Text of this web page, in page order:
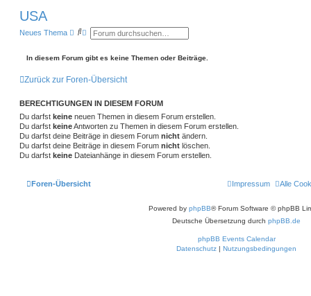
USA
Neues Thema
S
h
E
e
i
e
e
S
u
c
h
e
In diesem Forum gibt es keine Themen oder Beiträge.
Zurück zur Foren-Übersicht
BERECHTIGUNGEN IN DIESEM FORUM
Du darfst keine neuen Themen in diesem Forum erstellen.
Du darfst keineAntworten zu Themen in diesem Forum erstellen.
Du darfst deine Beiträge in diesem Forum nicht ändern.
Du darfst deine Beiträge in diesem Forum nicht löschen.
Du darfst keine Dateianhänge in diesem Forum erstellen.
Foren-Übersicht Alle
Impressum
Powered by phpBB® Forum Software © phpBB
Deutsche Übersetzung durch phpBB.de
phpBB Events Calendar
Datenschutz | Nutzungsbedingungen